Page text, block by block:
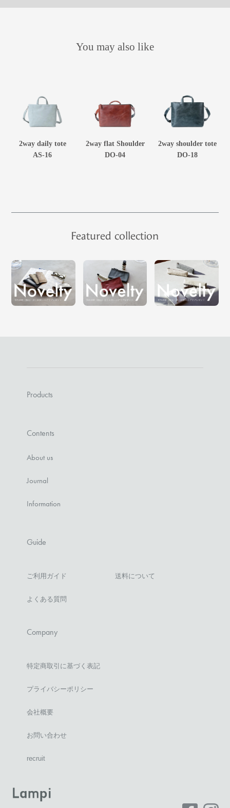
You may also like
2way daily tote
AS-16
2way flat Shoulder
DO-04
2way shoulder tote
DO-18
Featured collection
Products
Contents
About us
Journal
Information
Guide
ご利用ガイド 送料について
よくある質問
Company
特定商取引に基づく表記
プライバシーポリシー
会社概要
お問い合わせ
recruit